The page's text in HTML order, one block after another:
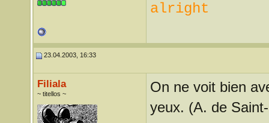
alright
23.04.2003, 16:33
Filiala
~ titellos ~
On ne voit bien
yeux. (A. de